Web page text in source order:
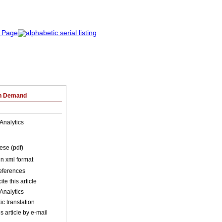
Demand
(pdf)
xml format
this article
translation
article by e-mail